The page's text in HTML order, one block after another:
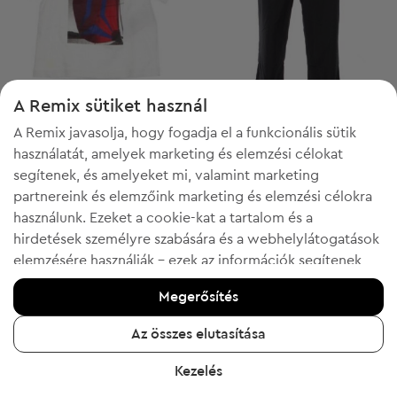
Emporio Armani
Gyerek póló
8 479 Ft
Ajánlott ár:
RRP29 029 Ft (-70%)
Price Drop
Emporio Armani
Férfi sport alsóruházat
Kezdő ár:
25 939 Ft
Discount Price:
-39%
Csökkentett ár:
15 659 Ft
Ajánlott ár:
RRP 40 080 Ft (-60%)
3
A Remix sütiket használ
A Remix javasolja, hogy fogadja el a funkcionális sütik
használatát, amelyek marketing és elemzési célokat
segítenek, és amelyeket mi, valamint marketing
partnereink és elemzőink marketing és elemzési célokra
használunk. Ezeket a cookie-kat a tartalom és a
hirdetések személyre szabására és a webhelylátogatások
elemzésére használják - ezek az információk segítenek
megmutatni az ön által kedvelt termékeket. Ha egyetért,
kérjük, erősítse meg az "Igen, elfogadom" gombra
kattintva.
További információért kattintson a "Tudjon meg többet"
gombra, vagy keresse fel az "Adatvédelmi és sütikre
Megerősítés
Az összes elutasítása
Kezelés